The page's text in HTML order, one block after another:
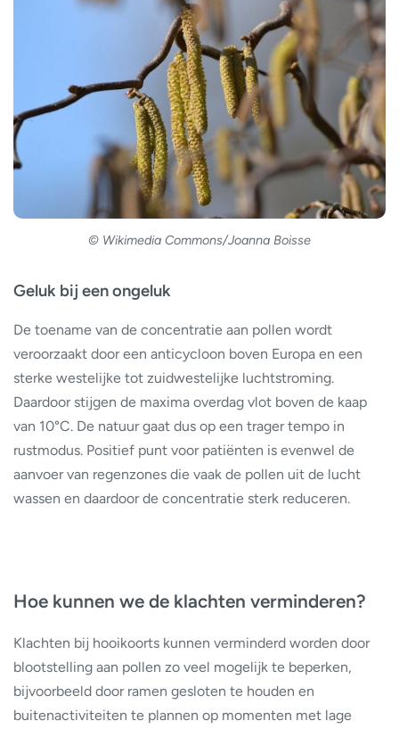
© Wikimedia Commons/Joanna Boisse
Geluk bij een ongeluk
De toename van de concentratie aan pollen wordt
veroorzaakt door een anticycloon boven Europa en een
sterke westelijke tot zuidwestelijke luchtstroming.
Daardoor stijgen de maxima overdag vlot boven de kaap
van 10°C. De natuur gaat dus op een trager tempo in
rustmodus. Positief punt voor patiënten is evenwel de
aanvoer van regenzones die vaak de pollen uit de lucht
wassen en daardoor de concentratie sterk reduceren.
Hoe kunnen we de klachten verminderen?
Klachten bij hooikoorts kunnen verminderd worden door
blootstelling aan pollen zo veel mogelijk te beperken,
bijvoorbeeld door ramen gesloten te houden en
buitenactiviteiten te plannen op momenten met lage